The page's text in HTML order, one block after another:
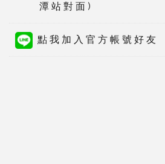
潭站對面)
點我加入官方帳號好友